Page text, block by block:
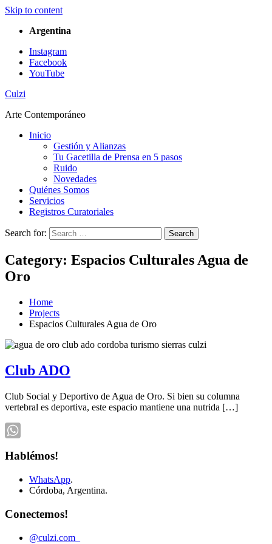
Skip to content
Argentina
Instagram
Facebook
YouTube
Culzi
Arte Contemporáneo
Inicio
Gestión y Alianzas
Tu Gacetilla de Prensa en 5 pasos
Ruido
Novedades
Quiénes Somos
Servicios
Registros Curatoriales
Search for: Search
Category: Espacios Culturales Agua de
Oro
Home
Projects
Espacios Culturales Agua de Oro
Club ADO
Club Social y Deportivo de Agua de Oro. Si bien su columna
vertebral es deportiva, este espacio mantiene una nutrida […]
Hablémos!
WhatsApp.
Córdoba, Argentina.
Conectemos!
@culzi.com_